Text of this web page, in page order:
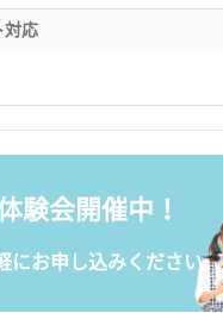
対応
験会開催中！
にお申し込みください。